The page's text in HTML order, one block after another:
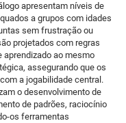
apresentam níveis de
a grupos com idades
sem frustração ou
projetados com regras
aprendizado ao mesmo
assegurando que os
a jogabilidade central.
o desenvolvimento de
de padrões, raciocínio
os ferramentas